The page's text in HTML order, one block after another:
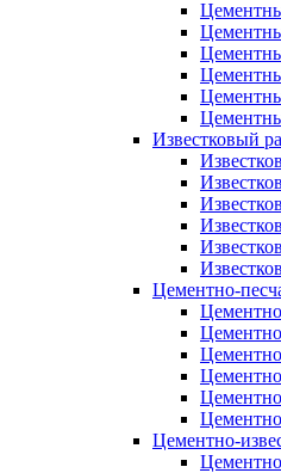
Известковый
Цементно-
Цементно-